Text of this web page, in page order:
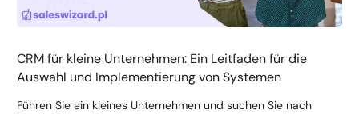
CRM für kleine Unternehmen: Ein Leitfaden für die
Auswahl und Implementierung von Systemen
Führen Sie ein kleines Unternehmen und suchen Sie nach